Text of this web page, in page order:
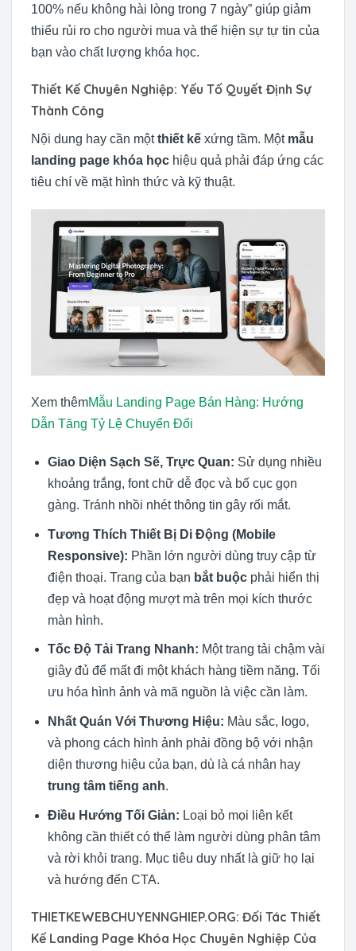
100% nếu không hài lòng trong 7 ngày” giúp giảm
thiểu rủi ro cho người mua và thể hiện sự tự tin của
bạn vào chất lượng khóa học.
Thiết Kế Chuyên Nghiệp: Yếu Tố Quyết Định Sự
Thành Công
Nội dung hay cần mộtthiết kế xứng tầm. Một mẫu
landing page khóa học hiệu quả phải đáp ứng các
tiêu chí về mặt hình thức và kỹ thuật.
Xem thêmMẫu Landing Page Bán Hàng: Hướng
Dẫn Tăng Tỷ Lệ Chuyển Đổi
Giao Diện Sạch Sẽ, Trực Quan: Sử dụng nhiều
khoảng trắng, font chữ dễ đọc và bố cục gọn
gàng. Tránh nhồi nhét thông tin gây rối mắt.
Tương Thích Thiết Bị Di Động (Mobile
Responsive): Phần lớn người dùng truy cập từ
điện thoại. Trang của bạn bắt buộcphải hiển thị
đẹp và hoạt động mượt mà trên mọi kích thước
màn hình.
Tốc Độ Tải Trang Nhanh: Một trang tải chậm vài
giây đủ để mất đi một khách hàng tiềm năng. Tối
ưu hóa hình ảnh và mã nguồn là việc cần làm.
Nhất Quán Với Thương Hiệu: Màu sắc, logo,
và phong cách hình ảnh phải đồng bộ với nhận
diện thương hiệu của bạn, dù là cá nhân hay
trung tâm tiếng anh.
Điều Hướng Tối Giản: Loại bỏ mọi liên kết
không cần thiết có thể làm người dùng phân tâm
và rời khỏi trang. Mục tiêu duy nhất là giữ họ lại
và hướng đến CTA.
THIETKEWEBCHUYENNGHIEP.ORG: Đối Tác Thiết
Kế Landing Page Khóa Học Chuyên Nghiệp Của